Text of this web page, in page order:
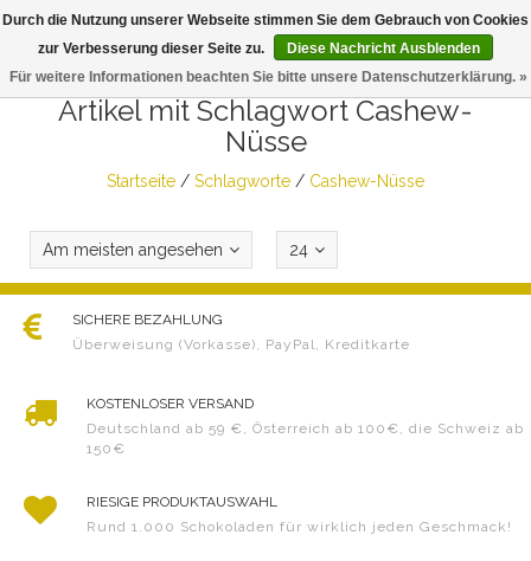
Artikel mit Schlagwort Cashew-
Nüsse
Startseite / Schlagworte / Cashew-Nüsse
Am meisten angesehen 24
SICHERE BEZAHLUNG
Überweisung (Vorkasse), PayPal, Kreditkarte
KOSTENLOSER VERSAND
Deutschland ab 59 €, Österreich ab 100€, die Schweiz ab
150€
RIESIGE PRODUKTAUSWAHL
Rund 1.000 Schokoladen für wirklich jeden Geschmack!
Durch die Nutzung unserer Webseite stimmen Sie dem Gebrauch von Cookies
zur Verbesserung dieser Seite zu.
Diese Nachricht Ausblenden
Für weitere Informationen beachten Sie bitte unsere Datenschutzerklärung. »